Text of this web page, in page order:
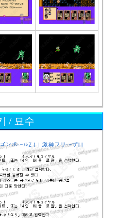
/ 묘수